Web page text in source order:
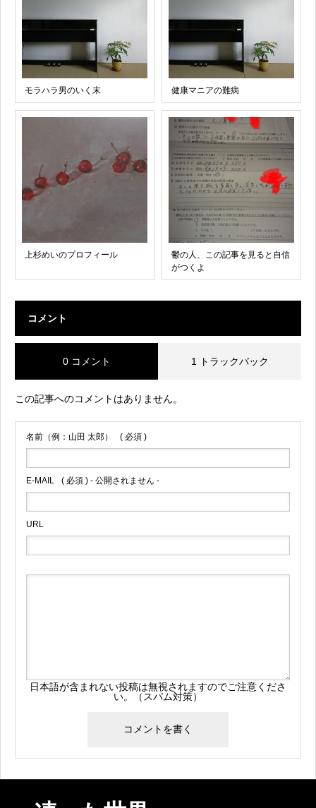
モラハラ男のいく末 健康マニアの難病
上杉めいのプロフィール
鬱の人、この記事を見ると自信
がつくよ
コメント
0 コメント 1 トラックバック
この記事へのコメントはありません。
名前（例：山田 太郎） ( 必須 )
E-MAIL ( 必須 ) - 公開されません -
URL
日本語が含まれない投稿は無視されますのでご注意くださ
い。（スパム対策）